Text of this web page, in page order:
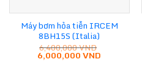
Máy bơm hỏa tiễn IRCEM
8BH15S (Italia)
6,400,000VND
Giá
gốc
6,000,000VND